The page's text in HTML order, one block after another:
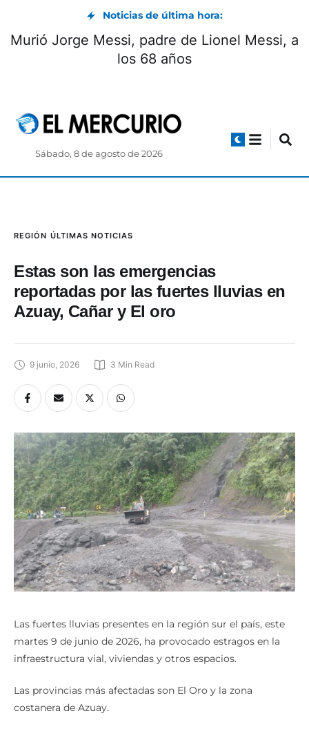
Noticias de última hora:
Murió Jorge Messi, padre de Lionel
los 68 años
Sábado, 8 de agosto de 2026
REGIÓN ÚLTIMAS NOTICIAS
Estas son las emergencias
reportadas por las fuertes lluvias en
Azuay, Cañar y El oro
9 junio, 2026 3 Min Read
Las fuertes lluvias presentes en la región sur el país, este
martes 9 de junio de 2026, ha provocado estragos en la
infraestructura vial, viviendas y otros espacios.
Las provincias más afectadas son El Oro y la zona
costanera de Azuay.